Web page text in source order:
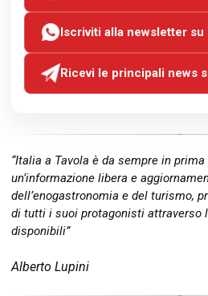
Iscriviti alla newsletter su
Ricevi le principali news
“Italia a Tavola è da sempre in
un’informazione libera e
dell’enogastronomia e del turismo,
di tutti i suoi protagonisti attraverso
disponibili”
Alberto Lupini